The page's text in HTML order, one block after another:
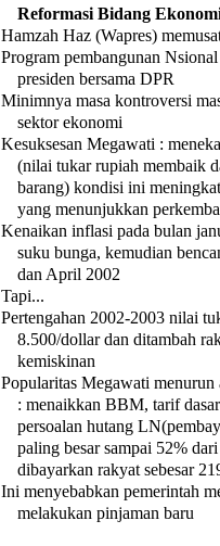
Reformasi Bidang
Hamzah Haz (Wapres)
Program pembangunan
presiden bersama DPR
Minimnya masa kontroversi
sektor ekonomi
Kesuksesan Megawati :
(nilai tukar rupiah membaik
barang) kondisi ini
yang menunjukkan
Kenaikan inflasi pada bulan
suku bunga, kemudian
dan April 2002
Tapi...
Pertengahan 2002-2003 nilai
8.500/dollar dan ditambah
kemiskinan
Popularitas Megawati
: menaikkan BBM, tarif
persoalan hutang
paling besar sampai 52%
dibayarkan rakyat sebesar
Ini menyebabkan pemerintah
melakukan pinjaman baru